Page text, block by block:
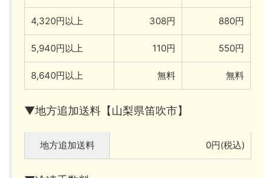
4,320円以上 308円 880円
5,940円以上 110円 550円
8,640円以上 無料 無料
▼地方追加送料【山梨県笛吹市】
地方追加送料 0円(税込)